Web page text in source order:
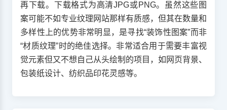
再下载。下载格式为高清JPG或PNG。虽然这些图
案可能不如专业纹理网站那样有质感，但其在数量和
多样性上的优势非常明显，是寻找“装饰性图案”而非
“材质纹理”时的绝佳选择。非常适合用于需要丰富视
觉元素但又不想自己从头绘制的项目，如网页背景、
包装纸设计、纺织品印花灵感等。